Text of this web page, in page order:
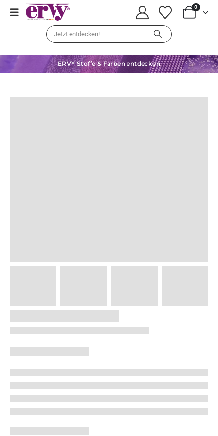
0
ERVY Stoffe & Farben entdecken